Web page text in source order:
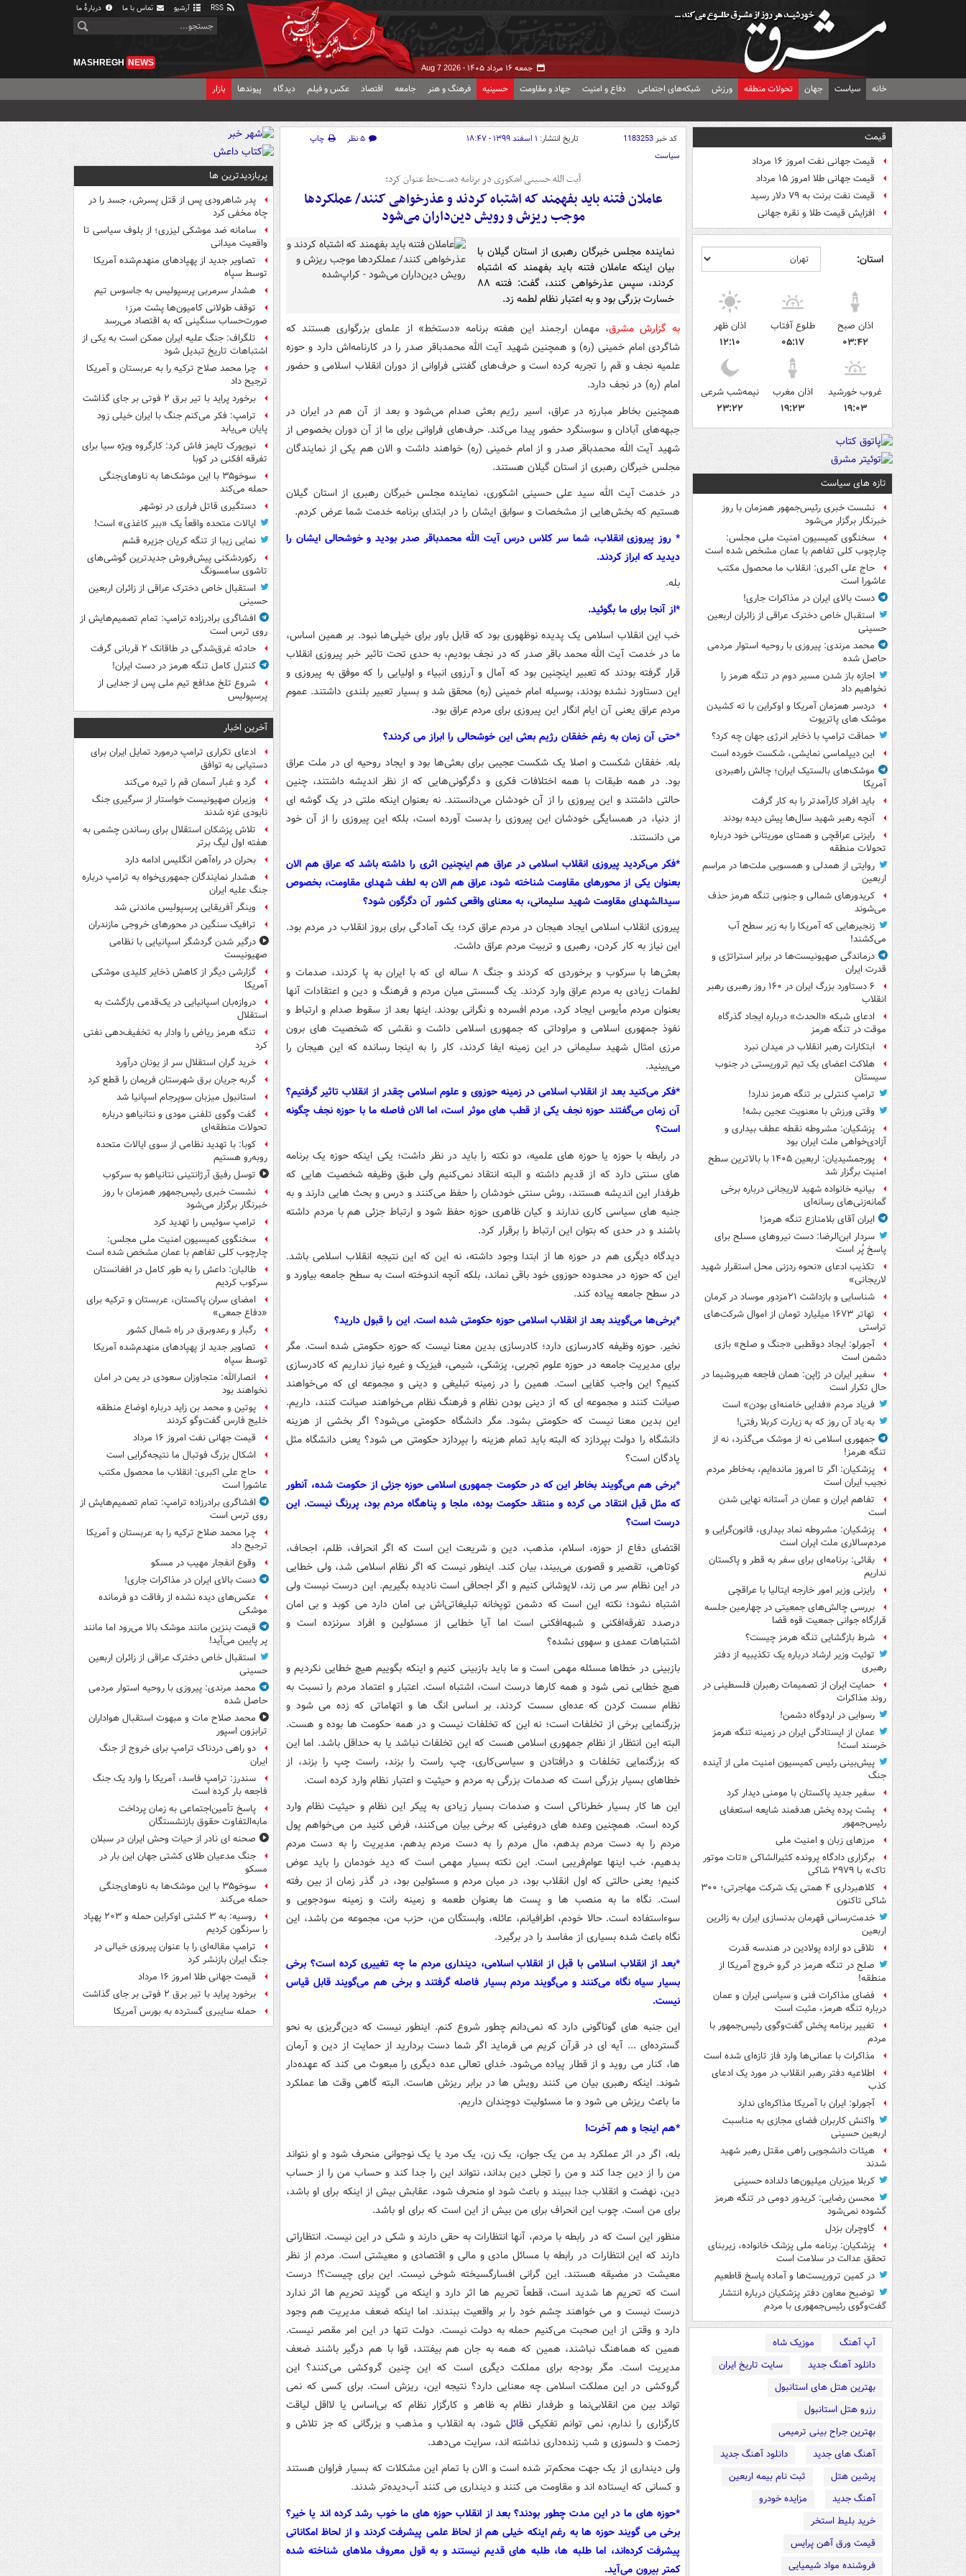
آرشیو تماس با ما دربارهٔ ما
جمعه ۱۶ مرداد ۱۴۰۵ - Aug 7 2026
MASHREGH NEWS
خانه سیاست جهان تحولات منطقه ورزش شبکه‌های اجتماعی دفاع و امنیت جهاد و مقاومت حسینیه فرهنگ و هنر جامعه اقتصاد عکس و فیلم دیدگاه پیوندها بازار
قیمت
قیمت جهانی نفت امروز ۱۶ مرداد
قیمت جهانی طلا امروز ۱۵ مرداد
قیمت نفت برنت به ۷۹ دلار رسید
افزایش قیمت طلا و نقره جهانی
استان:
اذان صبح
۰۳:۴۲
طلوع آفتاب
۰۵:۱۷
اذان ظهر
۱۲:۱۰
غروب خورشید
۱۹:۰۳
اذان مغرب
۱۹:۲۳
نیمه‌شب شرعی
۲۳:۲۲
تازه های سیاست
نشست خبری رئیس‌جمهور همزمان با روز
خبرنگار برگزار می‌شود
سخنگوی کمیسیون امنیت ملی مجلس:
چارچوب کلی تفاهم با عمان مشخص شده است
حاج علی اکبری: انقلاب ما محصول مکتب
عاشورا است
دست بالای ایران در مذاکرات جاری!
استقبال خاص دخترک عراقی از زائران اربعین
حسینی
محمد مرندی: پیروزی با روحیه استوار مردمی
حاصل شده
اجازه باز شدن مسیر دوم در تنگه هرمز را
نخواهیم داد
دردسر همزمان آمریکا و اوکراین با ته کشیدن
موشک های پاتریوت
حماقت ترامپ با ذخایر انرژی جهان چه کرد؟
این دیپلماسی نمایشی، شکست خورده است
موشک‌های بالستیک ایران؛ چالش راهبردی
آمریکا
باید افراد کارآمدتر را به کار گرفت
آنچه رهبر شهید سال‌ها پیش دیده بودند
رایزنی عراقچی و همتای موریتانی خود درباره
تحولات منطقه
روایتی از همدلی و همسویی ملت‌ها در مراسم
اربعین
کریدورهای شمالی و جنوبی تنگه هرمز حذف
می‌شوند
زنجیرهایی که آمریکا را به زیر سطح آب
می‌کشند!
درماندگی صهیونیست‌ها در برابر استراتژی و
قدرت ایران
۶ دستاورد بزرگ ایران در ۱۶۰ روز رهبری رهبر
انقلاب
ادعای شبکه «الحدث» درباره ایجاد گذرگاه
موقت در تنگه هرمز
ابتکارات رهبر انقلاب در میدان نبرد
هلاکت اعضای یک تیم تروریستی در جنوب
سیستان
ترامپ کنترلی بر تنگه هرمز ندارد!
وقتی ورزش با معنویت عجین بشه!
پزشکیان: مشروطه نقطه عطف بیداری و
آزادی‌خواهی ملت ایران بود
پورجمشیدیان: اربعین ۱۴۰۵ با بالاترین سطح
امنیت برگزار شد
بیانیه خانواده شهید لاریجانی درباره برخی
گمانه‌زنی‌های رسانه‌ای
ایران آقای بلامنازع تنگه هرمز!
سردار ابن‌الرضا: دست نیروهای مسلح برای
پاسخ پُر است
تکذیب ادعای «نحوه ردزنی محل استقرار شهید
لاریجانی»
شناسایی و بازداشت ۲۱مزدور موساد در کرمان
تهاتر ۱۶۷۳ میلیارد تومان از اموال شرکت‌های
تراستی
آجورلو: ایجاد دوقطبی «جنگ و صلح‌» بازی
دشمن است
سفیر ایران در ژاپن: همان فاجعه هیروشیما در
حال تکرار است
فریاد مردم «فدایی خامنه‌ای بودن» است
به یاد آن روز که به زیارت کربلا رفتی!
جمهوری اسلامی نه از موشک می‌گذرد، نه از
تنگه هرمز!
پزشکیان: اگر تا امروز مانده‌ایم، به‌خاطر مردم
نجیب ایران است
تفاهم ایران و عمان در آستانه نهایی شدن
است
پزشکیان: مشروطه نماد بیداری، قانون‌گرایی و
مردم‌سالاری ملت ایران است
بقائی: برنامه‌ای برای سفر به قطر و پاکستان
نداریم
رایزنی وزیر امور خارجه ایتالیا با عراقچی
بررسی چالش‌های جمعیتی در چهارمین جلسه
قرارگاه جوانی جمعیت قوه قضا
شرط بازگشایی تنگه هرمز چیست؟
توئیت وزیر ارشاد درباره یک تکذیبیه از دفتر
رهبری
حمایت ایران از تصمیمات رهبران فلسطینی در
روند مذاکرات
رسوایی در اردوگاه دشمن!
عمان از ایستادگی ایران در زمینه تنگه هرمز
خرسند است!
پیش‌بینی رئیس کمیسیون امنیت ملی از آینده
جنگ
سفیر جدید پاکستان با مومنی دیدار کرد
پشت پرده پخش هدفمند شایعه استعفای
رئیس‌جمهور
مرزهای زبان و امنیت ملی
برگزاری دادگاه پرونده کثیرالشاکی «تات موتور
تاک» با ۲۹۷۹ شاکی
کلاهبرداری ۴ همتی یک شرکت مهاجرتی؛ ۳۰۰
شاکی تاکنون
خدمت‌رسانی قهرمان بدنسازی ایران به زائرین
اربعین
تلاقی دو اراده پولادین در هندسه قدرت
صلح در تنگه هرمز در گرو خروج آمریکا از
منطقه!
فضای مذاکرات فنی و سیاسی ایران و عمان
درباره تنگه هرمز، مثبت است
تغییر برنامه پخش گفت‌وگوی رئیس‌جمهور با
مردم
مذاکرات با عمانی‌ها وارد فاز تازه‌ای شده است
اطلاعیه دفتر رهبر انقلاب در مورد یک ادعای
کذب
آجورلو: ایران با آمریکا مذاکره‌ای ندارد
واکنش کاربران فضای مجازی به مناسبت
اربعین حسینی
هیئات دانشجویی راهی مقتل رهبر شهید
شدند
کربلا میزبان میلیون‌ها دلداده حسینی
محسن رضایی: کریدور دومی در تنگه هرمز
گشوده نمی‌شود
گاوچران بزدل
پزشکیان: برنامه ملی پزشک خانواده، زیربنای
تحقق عدالت در سلامت است
در کمین تروریست‌ها و آماده پاسخ قاطعیم
توضیح معاون دفتر پزشکیان درباره انتشار
گفت‌وگوی رئیس‌جمهوری با مردم
آپ آهنگ
موزیک شاه
دانلود آهنگ جدید
سایت تاریخ ایران
بهترین هتل های استانبول
رزرو هتل استانبول
بهترین جراح بینی ترمیمی
آهنگ های جدید
دانلود آهنگ جدید
پرشین هتل
ثبت نام بیمه اربعین
آهنگ جدید
مزایده خودرو
خرید بلیط استخر
قیمت ورق آهن پرایس
فروشنده مواد شیمیایی
کد خبر1183253 تاریخ انتشار: ۱ اسفند ۱۳۹۹ - ۱۸:۴۷ ۵ نظر
چاپ
سیاست
آیت الله حسینی اشکوری در برنامه دست‌خط عنوان کرد:
عاملان فتنه باید بفهمند که اشتباه کردند و عذرخواهی کنند/ عملکردها
موجب ریزش و رویش دین‌داران می‌شود
نماینده مجلس خبرگان رهبری از استان گیلان با
بیان اینکه عاملان فتنه باید بفهمند که اشتباه
کردند، سپس عذرخواهی کنند، گفت: فتنه ۸۸
خسارت بزرگی بود و به اعتبار نظام لطمه زد.
به گزارش مشرق، مهمان ارجمند این هفته برنامه «دستخط» از علمای بزرگواری هستند که
شاگردی امام خمینی (ره) و همچنین شهید آیت الله محمدباقر صدر را در کارنامه‌اش دارد و حوزه
علمیه نجف و قم را تجربه کرده است و حرف‌های گفتنی فراوانی از دوران انقلاب اسلامی و حضور
امام (ره) در نجف دارد.
همچنین بخاطر مبارزه در عراق، اسیر رژیم بعثی صدام می‌شود و بعد از آن هم در ایران در
جبهه‌های آبادان و سوسنگرد حضور پیدا می‌کند. حرف‌های فراوانی برای ما از آن دوران بخصوص از
شهید آیت الله محمدباقر صدر و از امام خمینی (ره) خواهند داشت و الان هم یکی از نمایندگان
مجلس خبرگان رهبری از استان گیلان هستند.
در خدمت آیت الله سید علی حسینی اشکوری، نماینده مجلس خبرگان رهبری از استان گیلان
هستیم که بخش‌هایی از مشخصات و سوابق ایشان را در ابتدای برنامه خدمت شما عرض کردم.
* روز پیروزی انقلاب، شما سر کلاس درس آیت الله محمدباقر صدر بودید و خوشحالی ایشان را
دیدید که ابراز کردند.
بله.
*از آنجا برای ما بگوئید.
خب این انقلاب اسلامی یک پدیده نوظهوری بود که قابل باور برای خیلی‌ها نبود. بر همین اساس،
ما در خدمت آیت الله محمد باقر صدر که در نجف بودیم، به حدی تحت تاثیر خبر پیروزی انقلاب
قرار گرفته بودند که تعبیر اینچنین بود که آمال و آرزوی انبیاء و اولیایی را که موفق به پیروزی و
این دستاورد نشده بودند، بوسیله امام خمینی (ره) محقق شد و بسیار تعبیر بلندی داشتند. عموم
مردم عراق یعنی آن ایام انگار این پیروزی برای مردم عراق بود.
*حتی آن زمان به رغم خفقان رژیم بعثی این خوشحالی را ابراز می کردند؟
بله. خفقان شکست و اصلا یک شکست عجیبی برای بعثی‌ها بود و ایجاد روحیه ای در ملت عراق
بود. در همه طبقات با همه اختلافات فکری و دگرگونی‌هایی که از نظر اندیشه داشتند، چنین
حالتی داشتند و این پیروزی را از آن خودشان می‌دانستند. نه بعنوان اینکه ملتی در یک گوشه ای
از دنیا، در همسایگی خودشان این پیروزی را بدست آورده است، بلکه این پیروزی را از آن خود
می دانستند.
*فکر می‌کردید پیروزی انقلاب اسلامی در عراق هم اینچنین اثری را داشته باشد که عراق هم الان
بعنوان یکی از محورهای مقاومت شناخته شود، عراق هم الان به لطف شهدای مقاومت، بخصوص
سیدالشهدای مقاومت شهید سلیمانی، به معنای واقعی کشور آن دگرگون شود؟
پیروزی انقلاب اسلامی ایجاد هیجان در مردم عراق کرد؛ یک آمادگی برای بروز انقلاب در مردم بود.
این نیاز به کار کردن، رهبری و تربیت مردم عراق داشت.
بعثی‌ها با سرکوب و برخوردی که کردند و جنگ ۸ ساله ای که با ایران به پا کردند، صدمات و
لطمات زیادی به مردم عراق وارد کردند. یک گسستی میان مردم و فرهنگ و دین و اعتقادات آنها
بعنوان مردم مأیوس ایجاد کرد، مردم افسرده و نگرانی بودند. اینها بعد از سقوط صدام و ارتباط و
نفوذ جمهوری اسلامی و مراوداتی که جمهوری اسلامی داشت و نقشی که شخصیت های برون
مرزی امثال شهید سلیمانی در این زمینه ایفا کردند، کار را به اینجا رسانده که این هیجان را
می‌بینید.
*فکر می‌کنید بعد از انقلاب اسلامی در زمینه حوزوی و علوم اسلامی چقدر از انقلاب تاثیر گرفتیم؟
آن زمان می‌گفتند حوزه نجف یکی از قطب های موثر است، اما الان فاصله ما با حوزه نجف چگونه
است؟
در رابطه با حوزه یا حوزه های علمیه، دو نکته را باید در نظر داشت؛ یکی اینکه حوزه یک برنامه
های سنتی دارد که از قدیم داشته و البته انتقاد نمی‌کنیم ولی طبق وظیفه شخصیت هایی که
طرفدار این اندیشه هستند، روش سنتی خودشان را حفظ می‌کنند و درس و بحث هایی دارند و به
جنبه های سیاسی کاری ندارند و کیان ظاهری حوزه حفظ شود و ارتباط جزئی هم با مردم داشته
باشند و در حدی که بتوان این ارتباط را برقرار کرد.
دیدگاه دیگری هم در حوزه ها از ابتدا وجود داشته، نه این که این نتیجه انقلاب اسلامی باشد.
این که حوزه در محدوده حوزوی خود باقی نماند، بلکه آنچه اندوخته است به سطح جامعه بیاورد و
در سطح جامعه پیاده کند.
*برخی‌ها می‌گویند بعد از انقلاب اسلامی حوزه حکومتی شده است. این را قبول دارید؟
نخیر. حوزه وظیفه کادرسازی دارد؛ کادرسازی بدین معنا نیست که حوزه حکومتی شده است. مگر
برای مدیریت جامعه در حوزه علوم تجربی، پزشکی، شیمی، فیزیک و غیره نیاز نداریم که کادرسازی
کنیم؟ این واجب کفایی است. همین را در زمینه تبلیغی و دینی و مجموعه ای که می‌خواهند
صیانت کنند و مجموعه ای که از دینی بودن نظام و فرهنگ نظام می‌خواهند صیانت کنند، داریم.
این بدین معنا نیست که حکومتی بشود. مگر دانشگاه حکومتی می‌شود؟ اگر بخشی از هزینه
دانشگاه را دولت بپردازد که البته باید تمام هزینه را بپردازد حکومتی می شود؟ یعنی دانشگاه مثل
پادگان است؟
*برخی هم می‌گویند بخاطر این که در حکومت جمهوری اسلامی حوزه جزئی از حکومت شده، آنطور
که مثل قبل انتقاد می کرده و منتقد حکومت بوده، ملجا و پناهگاه مردم بود، پررنگ نیست. این
درست است؟
اقتضای دفاع از حوزه، اسلام، مذهب، دین و شریعت این است که اگر انحراف، ظلم، اجحاف،
کوتاهی، تقصیر و قصوری می‌بیند، بیان کند. اینطور نیست که اگر نظام اسلامی شد، ولی خطایی
در این نظام سر می زند، لاپوشانی کنیم و اگر اجحافی است نادیده بگیریم. این درست نیست ولی
اشتباه نشود؛ نکته این است که دشمن توپخانه تبلیغاتی‌اش بی امان دارد می کوبد و بی امان
درصدد تفرقه‌افکنی و شبهه‌افکنی است اما آیا خطایی از مسئولین و افراد سرنزده است و
اشتباهات عمدی و سهوی نشده؟
بازبینی در خطاها مسئله مهمی است و ما باید بازبینی کنیم و اینکه بگوییم هیچ خطایی نکردیم و
هیچ خطایی نمی شود و همه کارها درست است، اشتباه است. اعتبار و اعتماد مردم را نسبت به
نظام سست کردن که عده‌ای سست کردند، بر اساس انگ ها و اتهاماتی که زده می شود و
بزرگنمایی برخی از تخلفات است؛ نه این که تخلفات نیست و در همه حکومت ها بوده و هست.
البته این انتظار از نظام جمهوری اسلامی هست که این تخلفات نباشد یا به حداقل باشد. اما این
که بزرگنمایی تخلفات و درافتادن و سیاسی‌کاری، چپ راست را بزند، راست چپ را بزند، از
خطاهای بسیار بزرگی است که صدمات بزرگی به مردم و حیثیت و اعتبار نظام وارد کرده است.
این ها کار بسیار خطرناکی است و صدمات بسیار زیادی به پیکر این نظام و حیثیت نظام وارد
کرده است. همچنین وعده های دروغینی که برخی بیان می‌کنند، فرض کنید من می‌خواهم پول
مردم را به دست مردم بدهم، مال مردم را به دست مردم بدهم، مدیریت را به دست مردم
بدهیم، خب اینها عوام‌فریبی است. این نکته بسیار مهمی است که دید خودمان را باید عوض
کنیم؛ یعنی حالتی که اول انقلاب بود، در میان مردم و مسئولین بود، در گذر زمان از بین رفته
است. نگاه ما به منصب ها و پست ها بعنوان طعمه و زمینه رانت و زمینه سودجویی و
سوءاستفاده است. حالا خودم، اطرافیانم، عائله، وابستگان من، حزب من، مجموعه من باشد، این
نگاه باعث شده بسیاری از مفاسد را در برگیرد.
*بعد از انقلاب اسلامی با قبل از انقلاب اسلامی، دینداری مردم ما چه تغییری کرده است؟ برخی
بسیار سیاه نگاه می‌کنند و می‌گویند مردم بسیار فاصله گرفتند و برخی هم می‌گویند قابل قیاس
نیست.
این جنبه های گوناگونی دارد که نمی‌دانم چطور شروع کنم. اینطور نیست که دین‌گریزی به نحو
گسترده‌ای ... آیه ای در قرآن کریم می فرماید اگر شما دست بردارید از حمایت از دین و آرمان
ها، کنار می روید و از قطار پیاده می‌شود. خدای تعالی عده دیگری را مبعوث می کند که عهده‌دار
شوند. اینکه رهبری بیان می کنند رویش ها در برابر ریزش هاست. البته گاهی وقت ها عملکرد
ما باعث ریزش می شود و ما مسئولیت دوچندان داریم.
*هم اینجا و هم آخرت!
بله، اگر در اثر عملکرد بد من یک جوان، یک زن، یک مرد یا یک نوجوانی منحرف شود و او نتواند
من را از دین جدا کند و من را تجلی دین بداند، نتواند این را جدا کند و حساب من را از حساب
دین، نهضت و انقلاب جدا ببیند و باعث شود او منحرف شود، عقابش بیش از اینکه برای او باشد،
برای من است. چوب این انحراف برای من بیش از این است که برای او باشد.
منظور این است که در رابطه با مردم، آنها انتظارات به حقی دارند و شکی در این نیست. انتظاراتی
دارند که این انتظارات در رابطه با مسائل مادی و مالی و اقتصادی و معیشتی است. مردم از نظر
معیشت در مضیقه هستند. این گرانی افسارگسیخته شوخی نیست. این برای چیست؟! درست
است که تحریم ها شدید است، قطعاً تحریم ها اثر دارد و اینکه می گویند تحریم ها اثر ندارد
درست نیست و می خواهند چشم خود را بر واقعیت ببندند. اما اینکه ضعف مدیریت هم وجود
دارد و وقتی از این صحبت می‌کنیم حمله به دولت نیست. دولت تنها در این امر مقصر نیست.
همین که هماهنگ نباشند، همین که همه به جان هم بیفتند، قوا با هم درگیر باشند ضعف
مدیریت است. مگر بودجه برای مملکت دیگری است که این چنین گروکشی می‌کنند؟ این
گروکشی در این مملکت اسلامی چه معنایی دارد؟ نتیجه این، ریزش است. برای کسی که نمی
تواند بین من انقلابی‌نما و طرفدار نظام به ظاهر و کارگزار نظام که بی‌اساس یا لااقل لیاقت
کارگزاری را ندارم، نمی توانم تفکیکی قائلشود، به انقلاب و مذهب و بزرگانی که جز تلاش و
زحمت و دلسوزی و شب زنده‌داری نداشته اند، سرایت می‌دهد.
ولی دینداری از یک جهت محکم‌تر شده است و الان با تمام این مشکلات که بسیار فراوان هستند
و کسانی که ایستاده اند و مقاومت می کنند و دینداری می کنند آب‌دیده‌تر شدند.
*حوزه های ما در این مدت چطور بودند؟ بعد از انقلاب حوزه های ما خوب رشد کرده اند یا خیر؟
برخی می گویند حوزه ها به رغم اینکه خیلی هم از لحاظ علمی پیشرفت کردند و از لحاظ امکاناتی
پیشرفت کرده‌اند، اما طلبه ها، طلبه های قدیم نیستند و به قول معروف ملاهای شناخته شده
کمتر بیرون می‌آید.
پربازدیدترین ها
پدر شاهرودی پس از قتل پسرش، جسد را در
چاه مخفی کرد
سامانه ضد موشکی لیزری؛ از بلوف سیاسی تا
واقعیت میدانی
تصاویر جدید از پهپادهای منهدم‌شده آمریکا
توسط سپاه
هشدار سرمربی پرسپولیس به جاسوس تیم
توقف طولانی کامیون‌ها پشت مرز؛
صورت‌حساب سنگینی که به اقتصاد می‌رسد
تلگراف: جنگ علیه ایران ممکن است به یکی از
اشتباهات تاریخ تبدیل شود
چرا محمد صلاح ترکیه را به عربستان و آمریکا
ترجیح داد
برخورد پراید با تیر برق ۲ فوتی بر جای گذاشت
ترامپ: فکر می‌کنم جنگ با ایران خیلی زود
پایان می‌یابد
نیویورک تایمز فاش کرد: کارگروه ویژه سیا برای
تفرقه افکنی در کوبا
سوخو۳۵ با این موشک‌ها به ناوهای‌جنگی
حمله می‌کند
دستگیری قاتل فراری در نوشهر
ایالات متحده واقعاً یک «ببر کاغذی» است!
نمایی زیبا از تنگه کریان جزیره قشم
رکوردشکنی پیش‌فروش جدیدترین گوشی‌های
تاشوی سامسونگ
استقبال خاص دخترک عراقی از زائران اربعین
حسینی
افشاگری برادرزاده ترامپ: تمام تصمیم‌هایش از
روی ترس است
حادثه غرق‌شدگی در طاقانک ۲ قربانی گرفت
کنترل کامل تنگه هرمز در دست ایران!
شروع تلخ مدافع تیم ملی پس از جدایی از
پرسپولیس
آخرین اخبار
ادعای تکراری ترامپ درمورد تمایل ایران برای
دستیابی به توافق
گرد و غبار آسمان قم را تیره می‌کند
وزیران صهیونیست خواستار از سرگیری جنگ
نابودی غزه شدند
تلاش پزشکان استقلال برای رساندن چشمی به
هفته اول لیگ برتر
بحران در راه‌آهن انگلیس ادامه دارد
هشدار نمایندگان جمهوری‌خواه به ترامپ درباره
جنگ علیه ایران
وینگر آفریقایی پرسپولیس ماندنی شد
ترافیک سنگین در محورهای خروجی مازندران
درگیر شدن گردشگر اسپانیایی با نظامی
صهیونیست
گزارشی دیگر از کاهش ذخایر کلیدی موشکی
آمریکا
دروازه‌بان اسپانیایی در یک‌قدمی بازگشت به
استقلال
تنگه هرمز ریاض را وادار به تخفیف‌دهی نفتی
کرد
خرید گران استقلال سر از یونان درآورد
گربه جریان برق شهرستان فریمان را قطع کرد
استانبول میزبان سوپرجام اسپانیا شد
گفت وگوی تلفنی مودی و نتانیاهو درباره
تحولات منطقه‌ای
کوبا: با تهدید نظامی از سوی ایالات متحده
روبه‌رو هستیم
توسل رفیق آرژانتینی نتانیاهو به سرکوب
نشست خبری رئیس‌جمهور همزمان با روز
خبرنگار برگزار می‌شود
ترامپ سوئیس را تهدید کرد
سخنگوی کمیسیون امنیت ملی مجلس:
چارچوب کلی تفاهم با عمان مشخص شده است
طالبان: داعش را به طور کامل در افغانستان
سرکوب کردیم
امضای سران پاکستان، عربستان و ترکیه برای
«دفاع جمعی»
رگبار و رعدوبرق در راه شمال کشور
تصاویر جدید از پهپادهای منهدم‌شده آمریکا
توسط سپاه
انصارالله: متجاوزان سعودی در یمن در امان
نخواهند بود
پوتین و محمد بن زاید درباره اوضاع منطقه
خلیج فارس گفت‌وگو کردند
قیمت جهانی نفت امروز ۱۶ مرداد
اشکال بزرگ فوتبال ما نتیجه‌گرایی است
حاج علی اکبری: انقلاب ما محصول مکتب
عاشورا است
افشاگری برادرزاده ترامپ: تمام تصمیم‌هایش از
روی ترس است
چرا محمد صلاح ترکیه را به عربستان و آمریکا
ترجیح داد
وقوع انفجار مهیب در مسکو
دست بالای ایران در مذاکرات جاری!
عکس‌های دیده نشده از رفاقت دو فرمانده‌
موشکی
قیمت بنزین مانند موشک بالا می‌رود اما مانند
پر پایین می‌آید!
استقبال خاص دخترک عراقی از زائران اربعین
حسینی
محمد مرندی: پیروزی با روحیه استوار مردمی
حاصل شده
محمد صلاح مات و مبهوت استقبال هواداران
ترابزون اسپور
دو راهی دردناک ترامپ برای خروج از جنگ
ایران
سندرز: ترامپ فاسد، آمریکا را وارد یک جنگ
فاجعه بار کرده است
پاسخ تأمین‌اجتماعی به زمان پرداخت
مابه‌التفاوت حقوق بازنشستگان
صحنه ای نادر از حیات وحش ایران در سبلان
جنگ مدعیان طلای کشتی جهان این بار در
مسکو
سوخو۳۵ با این موشک‌ها به ناوهای‌جنگی
حمله می‌کند
روسیه: به ۳ کشتی اوکراین حمله و ۲۰۳ پهپاد
را سرنگون کردیم
ترامپ مقاله‌ای را با عنوان پیروزی خیالی در
جنگ ایران بازنشر کرد
قیمت جهانی طلا امروز ۱۶ مرداد
برخورد پراید با تیر برق ۲ فوتی بر جای گذاشت
حمله سایبری گسترده به بورس آمریکا